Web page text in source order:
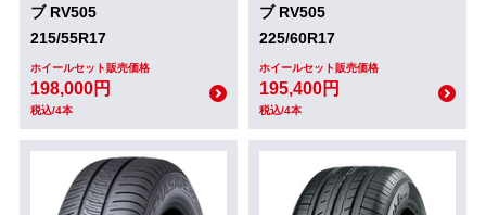
ブ RV505
215/55R17
ホイールセット販売価格
198,000円
税込/4本
ブ RV505
225/60R17
ホイールセット販売価格
195,400円
税込/4本